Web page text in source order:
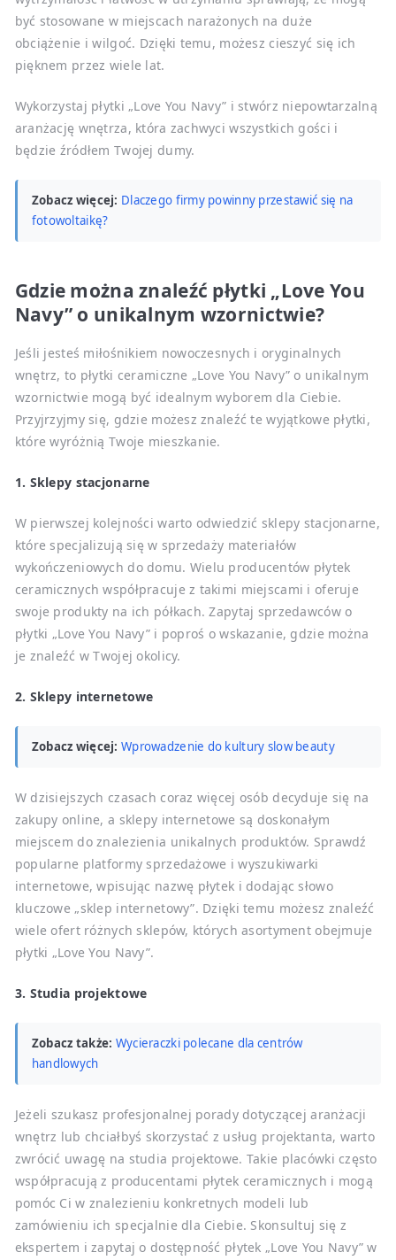
być stosowane w miejscach narażonych na duże
obciążenie i wilgoć. Dzięki temu, możesz cieszyć się ich
pięknem przez wiele lat.
Wykorzystaj płytki „Love You Navy” i stwórz niepowtarzalną
aranżację wnętrza, która zachwyci wszystkich gości i
będzie źródłem Twojej dumy.
Zobacz więcej: Dlaczego firmy powinny przestawić się na
fotowoltaikę?
Gdzie można znaleźć płytki „Love You
Navy” o unikalnym wzornictwie?
Jeśli jesteś miłośnikiem nowoczesnych i oryginalnych
wnętrz, to płytki ceramiczne „Love You Navy” o unikalnym
wzornictwie mogą być idealnym wyborem dla Ciebie.
Przyjrzyjmy się, gdzie możesz znaleźć te wyjątkowe płytki,
które wyróżnią Twoje mieszkanie.
1. Sklepy stacjonarne
W pierwszej kolejności warto odwiedzić sklepy stacjonarne,
które specjalizują się w sprzedaży materiałów
wykończeniowych do domu. Wielu producentów płytek
ceramicznych współpracuje z takimi miejscami i oferuje
swoje produkty na ich półkach. Zapytaj sprzedawców o
płytki „Love You Navy” i poproś o wskazanie, gdzie można
je znaleźć w Twojej okolicy.
2. Sklepy internetowe
Zobacz więcej: Wprowadzenie do kultury slow beauty
W dzisiejszych czasach coraz więcej osób decyduje się na
zakupy online, a sklepy internetowe są doskonałym
miejscem do znalezienia unikalnych produktów. Sprawdź
popularne platformy sprzedażowe i wyszukiwarki
internetowe, wpisując nazwę płytek i dodając słowo
kluczowe „sklep internetowy”. Dzięki temu możesz znaleźć
wiele ofert różnych sklepów, których asortyment obejmuje
płytki „Love You Navy”.
3. Studia projektowe
Zobacz także: Wycieraczki polecane dla centrów
handlowych
Jeżeli szukasz profesjonalnej porady dotyczącej aranżacji
wnętrz lub chciałbyś skorzystać z usług projektanta, warto
zwrócić uwagę na studia projektowe. Takie placówki często
współpracują z producentami płytek ceramicznych i mogą
pomóc Ci w znalezieniu konkretnych modeli lub
zamówieniu ich specjalnie dla Ciebie. Skonsultuj się z
ekspertem i zapytaj o dostępność płytek „Love You Navy” w